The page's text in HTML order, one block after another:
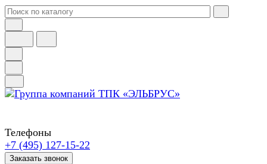
Телефоны
+7 (495) 127-15-22
Заказать звонок